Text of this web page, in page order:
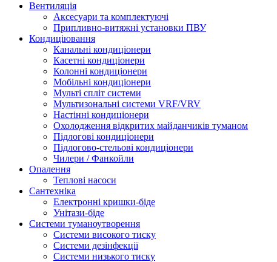
Вентиляція
Аксесуари та комплектуючі
Припливно-витяжні установки ПВУ
Кондиціювання
Канальні кондиціонери
Касетні кондиціонери
Колонні кондиціонери
Мобільні кондиціонери
Мульті спліт системи
Мультизональні системи VRF/VRV
Настінні кондиціонери
Охолодження відкритих майданчиків туманом
Підлогові кондиціонери
Підлогово-стельові кондиціонери
Чилери / Фанкойли
Опалення
Теплові насоси
Сантехніка
Електронні кришки-біде
Унітази-біде
Системи туманоутворення
Системи високого тиску
Системи дезінфекції
Системи низького тиску